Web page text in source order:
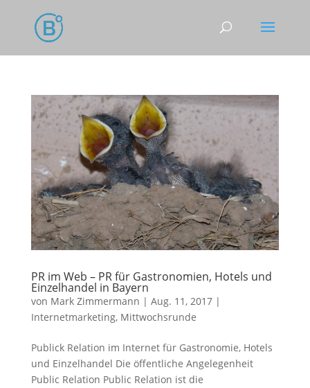
PR im Web – PR für Gastronomien, Hotels und
Einzelhandel in Bayern
von Mark Zimmermann | Aug. 11, 2017|
Internetmarketing, Mittwochsrunde
Publick Relation im Internet für Gastronomie, Hotels
und Einzelhandel Die öffentliche Angelegenheit
Public Relation Public Relation ist die